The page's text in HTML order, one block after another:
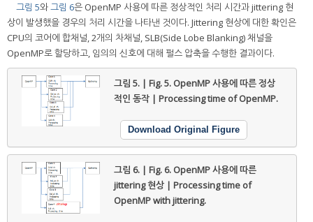
그림 5와그림 6은 OpenMP 사용에 따른 정상적인 처리 시간과 jittering 현
상이 발생했을 경우의 처리 시간을 나타낸 것이다. Jittering 현상에 대한 확인은
CPU의 코어에 합채널, 2개의 차채널, SLB(Side Lobe Blanking) 채널을
OpenMP로 할당하고, 임의의 신호에 대해 펄스 압축을 수행한 결과이다.
그림 5. | Fig. 5. OpenMP 사용에 따른 정상
적인 동작 | Processing time of OpenMP.
Download Original Figure
그림 6. | Fig. 6. OpenMP 사용에 따른
jittering 현상 | Processing time of
OpenMP with jittering.